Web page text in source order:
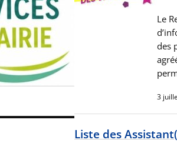
Le
des
3
Liste des